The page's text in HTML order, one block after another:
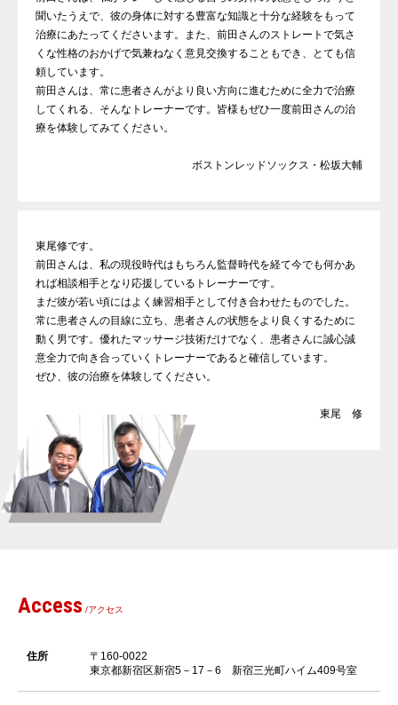
聞いたうえで、彼の身体に対する豊富な知識と十分な経験をもって
治療にあたってくださいます。また、前田さんのストレートで気さ
くな性格のおかげで気兼ねなく意見交換することもでき、とても信
頼しています。
前田さんは、常に患者さんがより良い方向に進むために全力で治療
してくれる、そんなトレーナーです。皆様もぜひ一度前田さんの治
療を体験してみてください。
ボストンレッドソックス・松坂大輔
東尾修です。
前田さんは、私の現役時代はもちろん監督時代を経て今でも何かあ
れば相談相手となり応援しているトレーナーです。
まだ彼が若い頃にはよく練習相手として付き合わせたものでした。
常に患者さんの目線に立ち、患者さんの状態をより良くするために
動く男です。優れたマッサージ技術だけでなく、患者さんに誠心誠
意全力で向き合っていくトレーナーであると確信しています。
ぜひ、彼の治療を体験してください。
東尾 修
Access /アクセス
住所
〒160-0022
東京都新宿区新宿5－17－6 新宿三光町ハイム409号室